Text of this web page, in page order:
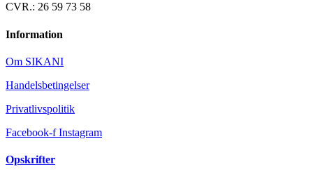
CVR.: 26 59 73 58
Information
Om SIKANI
Handelsbetingelser
Privatlivspolitik
Facebook-f Instagram
Opskrifter